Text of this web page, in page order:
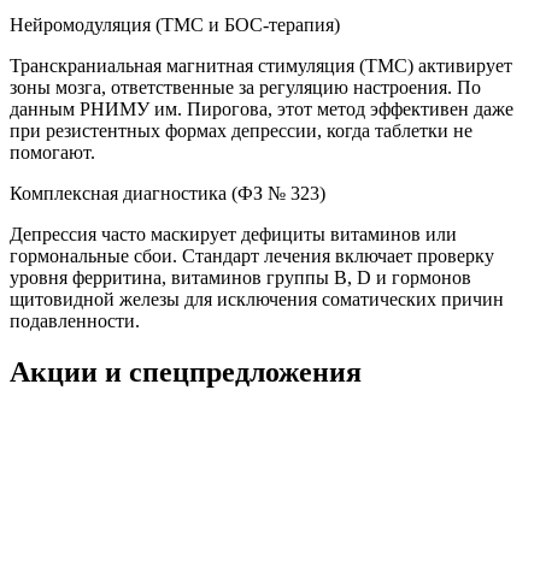
Нейромодуляция (ТМС и БОС-терапия)
Транскраниальная магнитная стимуляция (ТМС) активирует
зоны мозга, ответственные за регуляцию настроения. По
данным РНИМУ им. Пирогова, этот метод эффективен даже
при резистентных формах депрессии, когда таблетки не
помогают.
Комплексная диагностика (ФЗ № 323)
Депрессия часто маскирует дефициты витаминов или
гормональные сбои. Стандарт лечения включает проверку
уровня ферритина, витаминов группы B, D и гормонов
щитовидной железы для исключения соматических причин
подавленности.
Акции и спецпредложения